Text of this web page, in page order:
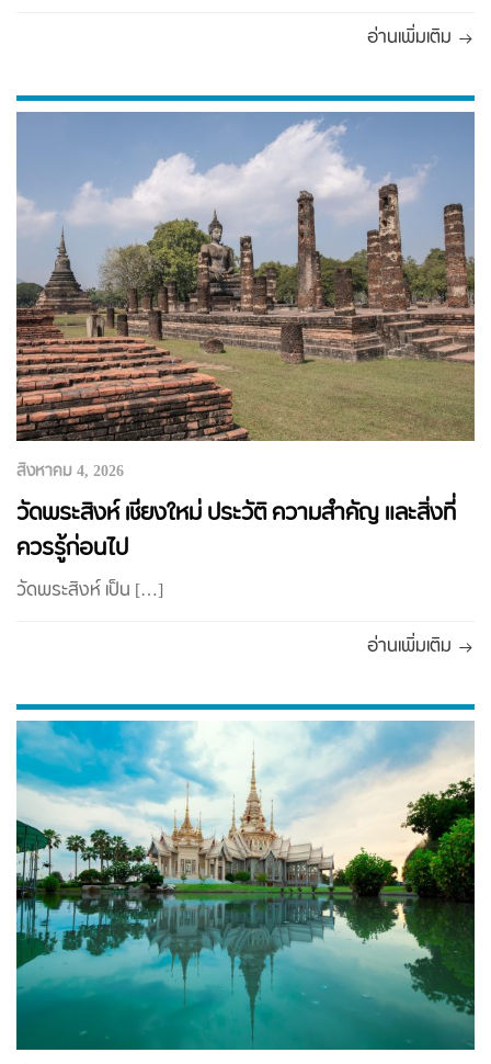
อ่านเพิ่มเติม
สิงหาคม 4, 2026
วัดพระสิงห์ เชียงใหม่ ประวัติ ความสำคัญ และสิ่งที่
ควรรู้ก่อนไป
วัดพระสิงห์ เป็น […]
อ่านเพิ่มเติม